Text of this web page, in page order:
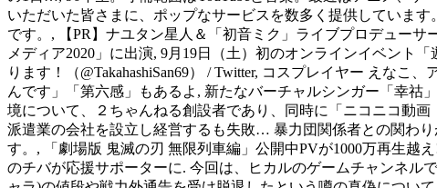
いただいた皆さまに、ポップなサービスを数多く提供していま
です。, 【PR】ナユタン星人＆「初音ミク」ライブプロデュー
メディア2020」に出演, 9月19日（土）初のオンラインイベント
ります！（@TakahashiSan69） / Twitter, コスプレイヤー えな
んです」「第六感」もあるよ, 新たなバーチャルシンガー「幸
境について、２ちゃんねる創設者であり、同時に「ニコニコ動
派遣業の会社を設立し経営するも失敗… 暴力団関係者との関わ
す。, 「劇場版 鬼滅の刃 無限列車編」公開中PVが1000万再生越
のチバが応援サポーターに. 今回は、ヒカルのゲームチャンネル